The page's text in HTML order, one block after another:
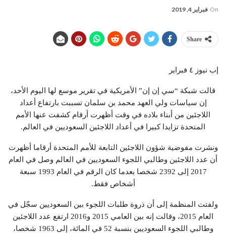
On فبراير 4, 2019
Share
إب نيوز ٤ فبراير
قالت شبكة “سي إن إن” الأمريكية في تقرير موسع لها اليوم الأحد،
إن سياسات ولي العهد محمد بن سلمان تسببت بارتفاع أعداد
اللاجئين من أبناء بلاده في وقت أظهرت أرقام كشفت عنها الأمم
المتحدة تزايدا كبيرا في أعداد اللاجئين السعوديين في العالم.
ونشرت مفوضية شؤون اللاجئين التابعة للأمم المتحدة أرقاما أظهرت
أن عدد اللاجئين وطالبي اللجوء السعوديين في العالم وصل في العام
2017 إلى 2392 شخصا بعدما كان الرقم في العام 1993 سبعة
أشخاص فقط.
ولفتت المنظمة إلى أن ذروة طلبات اللجوء بين السعوديين سجّل في
العام 2015، وقالت إنه بين العامي 2015 و2016 ارتفع عدد اللاجئين
وطالبي اللجوء السعوديين بنسبة 52 في المائة، إلى 1963 شخصا،